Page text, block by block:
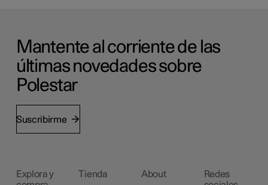
Mantente al corriente de las
últimas novedades sobre
Polestar
Suscribirme
Explora y
Tienda About
Redes